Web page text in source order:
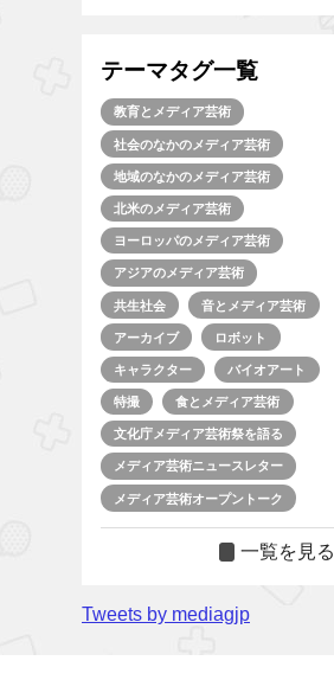
テーマタグ一覧
教育とメディア芸術
社会のなかのメディア芸術
地域のなかのメディア芸術
北米のメディア芸術
ヨーロッパのメディア芸術
アジアのメディア芸術
共生社会 音とメディア芸術
アーカイブ ロボット
キャラクター バイオアート
特撮 食とメディア芸術
文化庁メディア芸術祭を語る
メディア芸術ニュースレター
メディア芸術オープントーク
一覧を見る
Tweets by mediagjp